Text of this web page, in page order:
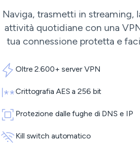
Naviga, trasmetti in streaming,
attività quotidiane con una
tua connessione protetta e
Oltre 2.600+ server VPN
Crittografia AES a 256 bit
Protezione dalle fughe di DNS e IP
Kill switch automatico